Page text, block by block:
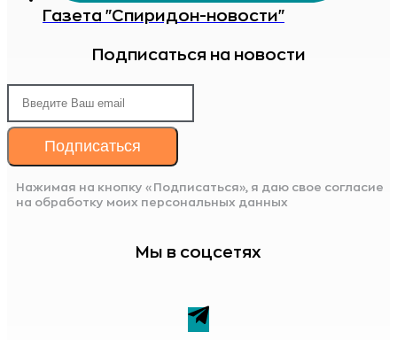
Газета "Спиридон-новости"
Подписаться на новости
Подписаться
Нажимая на кнопку «Подписаться», я даю свое согласие
на обработку моих персональных данных
Мы в соцсетях